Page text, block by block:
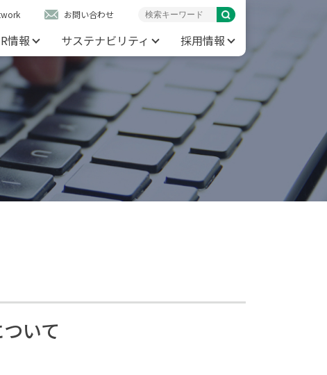
お問い合わせ
情報 サステナビリティ 採用情報
いて